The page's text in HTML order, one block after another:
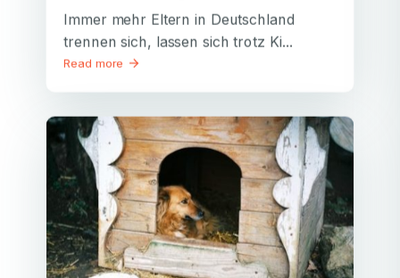
Immer mehr Eltern in Deutschland
trennen sich, lassen sich trotz Ki...
Read more